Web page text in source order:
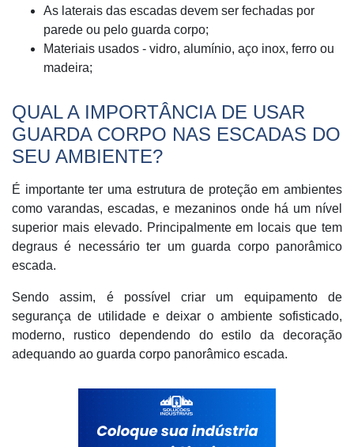
As laterais das escadas devem ser fechadas por
parede ou pelo guarda corpo;
Materiais usados - vidro, alumínio, aço inox, ferro ou
madeira;
QUAL A IMPORTÂNCIA DE USAR
GUARDA CORPO NAS ESCADAS DO
SEU AMBIENTE?
É importante ter uma estrutura de proteção em ambientes
como varandas, escadas, e mezaninos onde há um nível
superior mais elevado. Principalmente em locais que tem
degraus é necessário ter um guarda corpo panorâmico
escada.
Sendo assim, é possível criar um equipamento de
segurança de utilidade e deixar o ambiente sofisticado,
moderno, rustico dependendo do estilo da decoração
adequando ao guarda corpo panorâmico escada.